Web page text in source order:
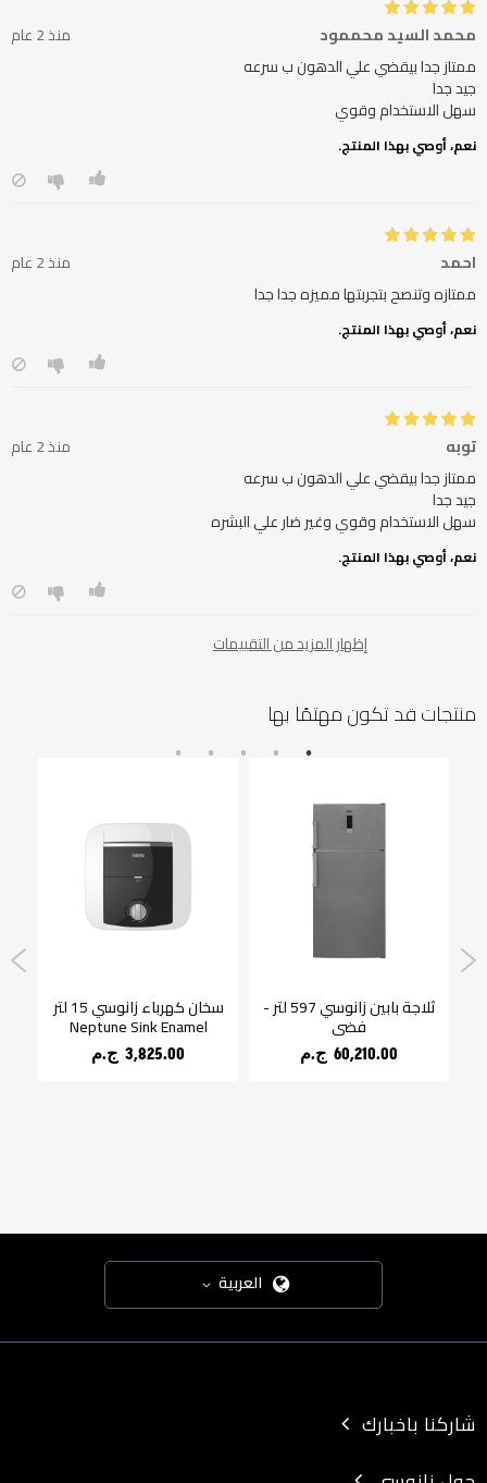
محمد السيد محممود
منذ 2 عام
سهل الاستخدام وقوي
نعم، أوصي بهذا المنتج.
احمد
منذ 2 عام
ممتازه وتنصح بتجربتها مميزه جدا جدا
نعم، أوصي بهذا المنتج.
توبه
منذ 2 عام
سهل الاستخدام وقوي وغير ضار علي البشره
نعم، أوصي بهذا المنتج.
إظهار المزيد من التقييمات
منتجات قد تكون مهتمًا بها
ثلاجة بابين زانوسي 597 لتر -
فضي
60,210.00 ج.م‏
سخان كهرباء زانوسي 15 لتر
Neptune Sink Enamel
3,825.00 ج.م‏
العربية
شاركنا باخبارك